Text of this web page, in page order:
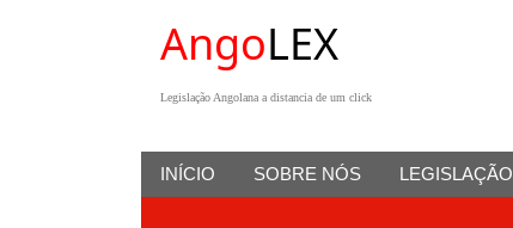
AngoLEX
Legislação Angolana a distancia de um click
INÍCIO SOBRE NÓS LEGISLAÇÃO